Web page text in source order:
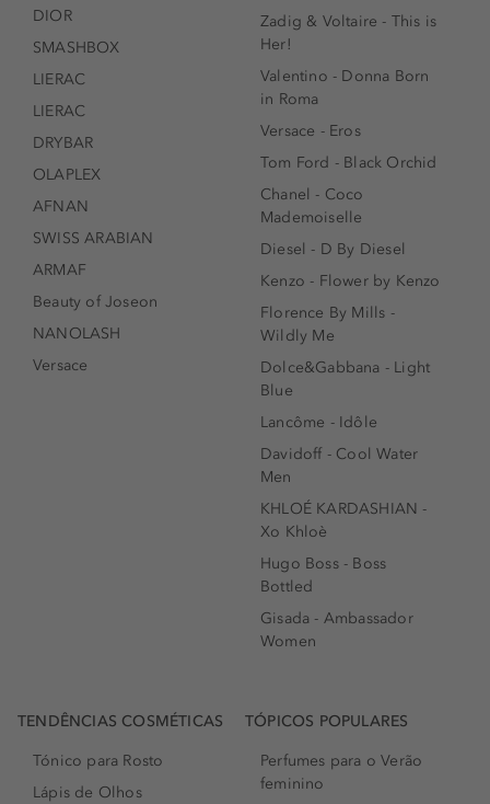
DIOR
SMASHBOX
LIERAC
LIERAC
DRYBAR
OLAPLEX
AFNAN
SWISS ARABIAN
ARMAF
Beauty of Joseon
NANOLASH
Versace
Zadig & Voltaire - This is
Her!
Valentino - Donna Born
in Roma
Versace - Eros
Tom Ford - Black Orchid
Chanel - Coco
Mademoiselle
Diesel - D By Diesel
Kenzo - Flower by Kenzo
Florence By Mills -
Wildly Me
Dolce&Gabbana - Light
Blue
Lancôme - Idôle
Davidoff - Cool Water
Men
KHLOÉ KARDASHIAN -
Xo Khloè
Hugo Boss - Boss
Bottled
Gisada - Ambassador
Women
TENDÊNCIAS COSMÉTICAS
Tónico para Rosto
Lápis de Olhos
TÓPICOS POPULARES
Perfumes para o Verão
feminino